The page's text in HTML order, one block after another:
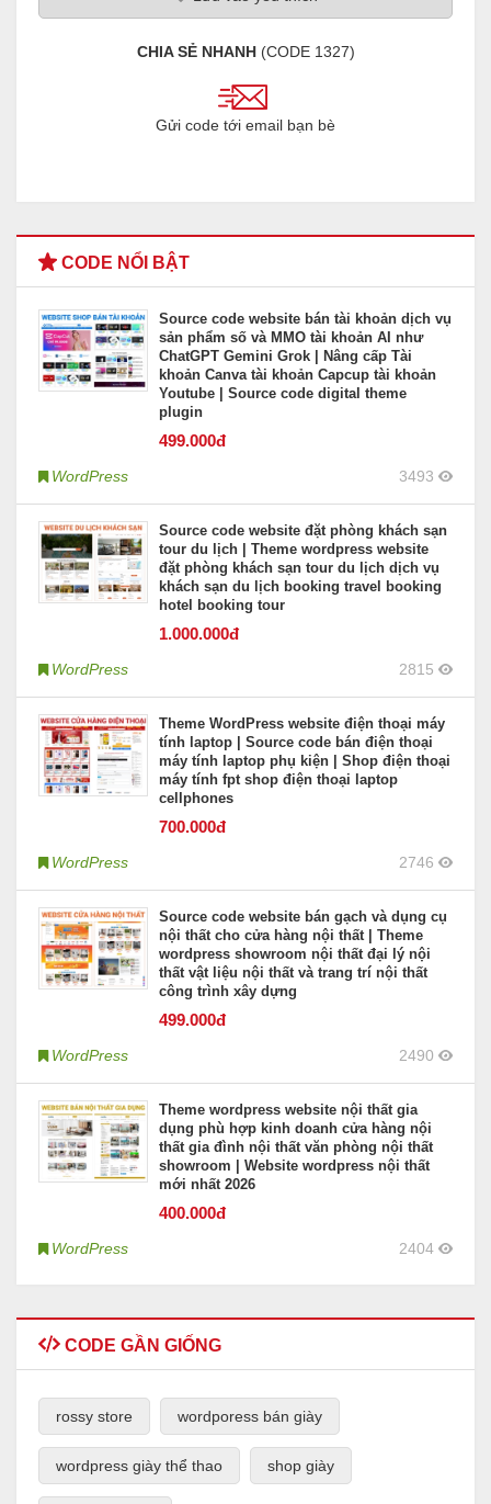
CHIA SẺ NHANH(CODE 1327)
Gửi code tới email bạn bè
CODE NỔI BẬT
Source code website bán tài khoản dịch vụ
sản phẩm số và MMO tài khoản AI như
ChatGPT Gemini Grok | Nâng cấp Tài
khoản Canva tài khoản Capcup tài khoản
Youtube | Source code digital theme
plugin
499.000đ
WordPress 3493
Source code website đặt phòng khách sạn
tour du lịch | Theme wordpress website
đặt phòng khách sạn tour du lịch dịch vụ
khách sạn du lịch booking travel booking
hotel booking tour
1.000.000đ
WordPress 2815
Theme WordPress website điện thoại máy
tính laptop | Source code bán điện thoại
máy tính laptop phụ kiện | Shop điện thoại
máy tính fpt shop điện thoại laptop
cellphones
700.000đ
WordPress 2746
Source code website bán gạch và dụng cụ
nội thất cho cửa hàng nội thất | Theme
wordpress showroom nội thất đại lý nội
thất vật liệu nội thất và trang trí nội thất
công trình xây dựng
499.000đ
WordPress 2490
Theme wordpress website nội thất gia
dụng phù hợp kinh doanh cửa hàng nội
thất gia đình nội thất văn phòng nội thất
showroom | Website wordpress nội thất
mới nhất 2026
400.000đ
WordPress 2404
CODE GẦN GIỐNG
rossy store wordporess bán giày
wordpress giày thể thao shop giày